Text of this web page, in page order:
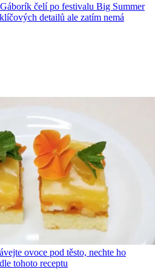
čelí po festivalu Big Summer
detailů ale zatím nemá
ovoce pod těsto, nechte ho
tohoto receptu